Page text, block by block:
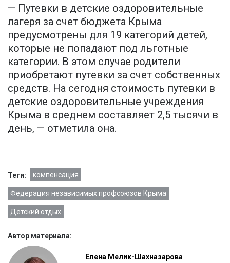
— Путевки в детские оздоровительные
лагеря за счет бюджета Крыма
предусмотрены для 19 категорий детей,
которые не попадают под льготные
категории. В этом случае родители
приобретают путевки за счет собственных
средств. На сегодня стоимость путевки в
детские оздоровительные учреждения
Крыма в среднем составляет 2,5 тысячи в
день, — отметила она.
Теги: компенсация
Федерация независимых профсоюзов Крыма
Детский отдых
Автор материала:
Елена Мелик-Шахназарова